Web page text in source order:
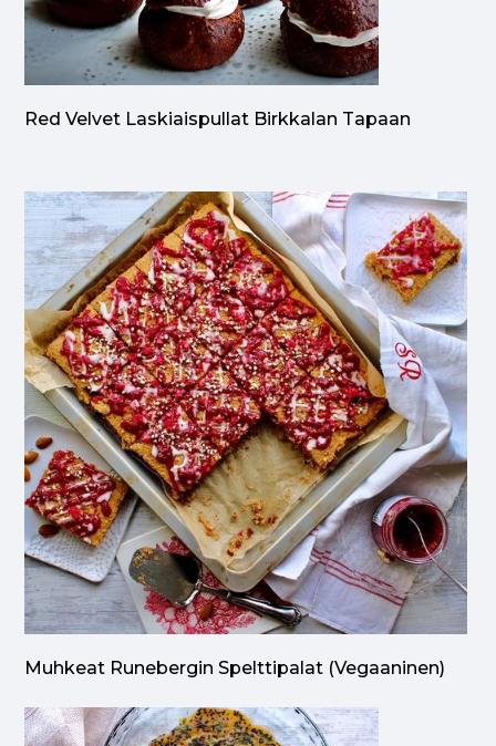
Red Velvet Laskiaispullat Birkkalan Tapaan
Muhkeat Runebergin Spelttipalat (vegaaninen)